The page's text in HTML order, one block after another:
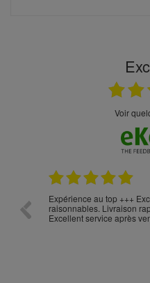
Voir
Expérience au top +++
raisonnables. Livraison
Excellent service après